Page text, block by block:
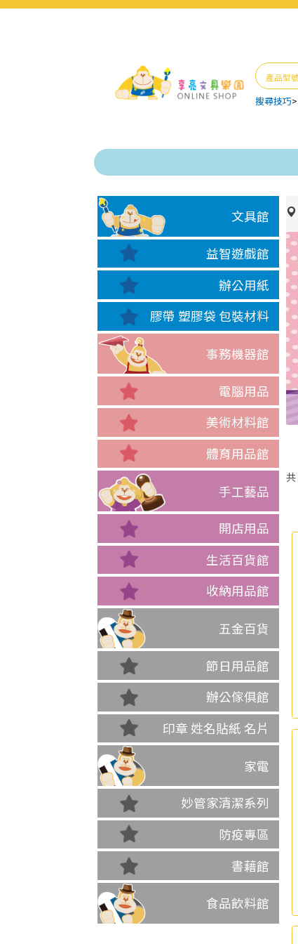
搜尋技巧>
文具館
益智遊戲館
辦公用紙
膠帶 塑膠袋 包裝材料
事務機器館
電腦用品
美術材料館
體育用品館
手工藝品
開店用品
生活百貨館
收納用品館
五金百貨
節日用品館
辦公傢俱館
印章 姓名貼紙 名片
家電
妙管家清潔系列
防疫專區
書藉館
食品飲料館
共